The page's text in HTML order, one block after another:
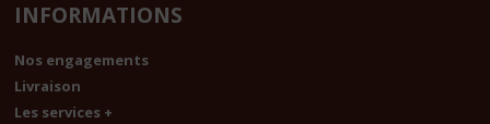
INFORMATIONS
Nos engagements
Livraison
Les services +